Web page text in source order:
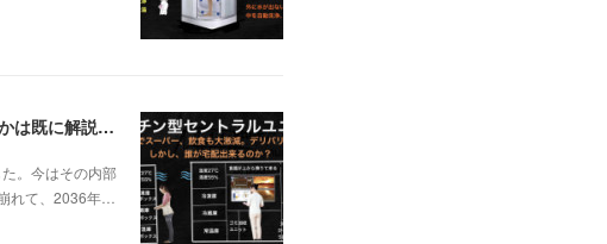
日本の不動産を無価値にする未曽有の人口減少。ではこれからの建築物の構造はどうなるかは既に解説した。今はその内部の内容。その1
。今はその内部
れて、2036年…